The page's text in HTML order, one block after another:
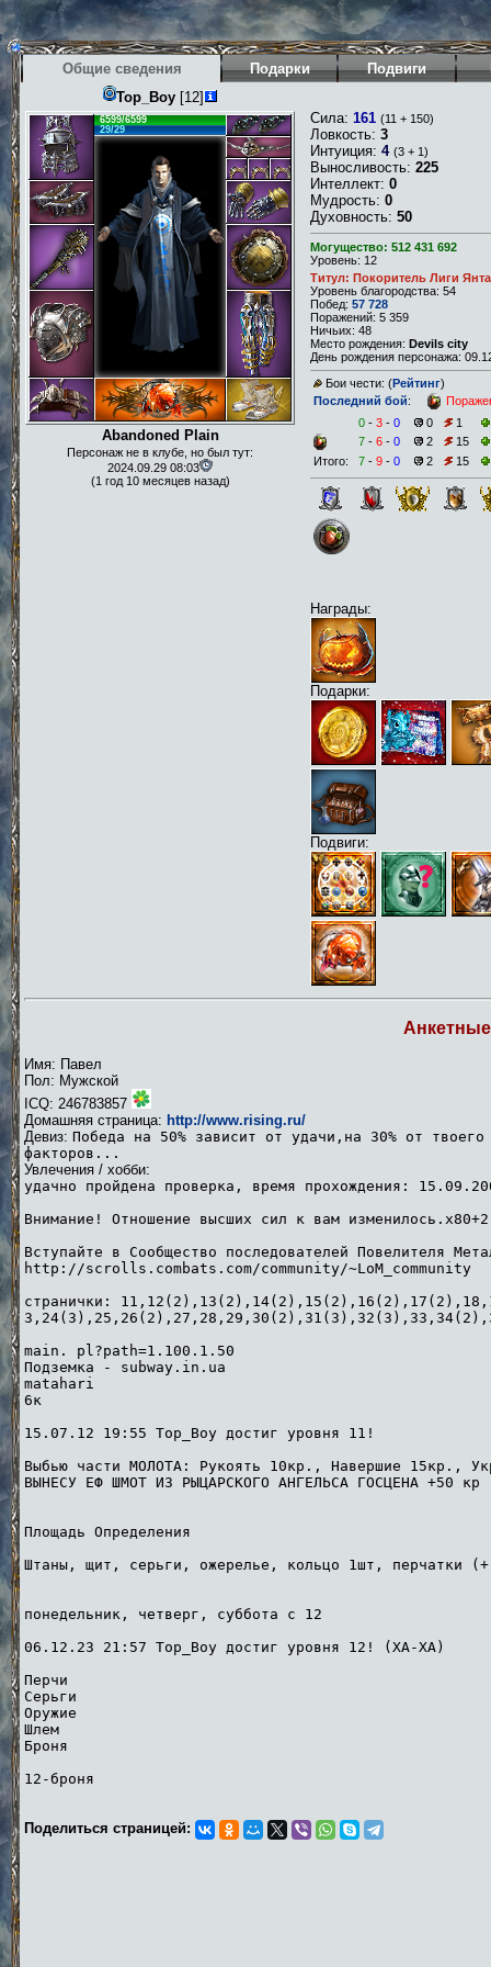
Общие сведения Подарки Подвиги
Top_Boy [12]
6599/6599
29/29
Abandoned Plain
Персонаж не в клубе, но был тут:
2024.09.29 08:03
(1 год 10 месяцев назад)
Сила: 161 (11 + 150)
Ловкость: 3
Интуиция: 4 (3 + 1)
Выносливость: 225
Интеллект: 0
Мудрость: 0
Духовность: 50
Могущество: 512 431 692
Уровень: 12
Титул: Покоритель Лиги
Уровень благородства: 54
Побед: 57 728
Поражений: 5 359
Ничьих: 48
Место рождения: Devils city
День рождения персонажа:
Бои чести: (Рейтинг)
Последний бой:
0 - 3 - 0 0
1
7 - 6 - 0 2
15
Итого:
7 - 9 - 0 2 15
Награды:
Подарки:
Подвиги:
Имя: Павел
Пол: Мужской
ICQ: 246783857
Домашняя страница: http://www.rising.ru/
Девиз: Победа на 50% зависит от удачи,на 30% от
факторов...
Увлечения / хобби:
удачно пройдена проверка, время прохождения:
Внимание! Отношение высших сил к вам изменилось.х80+2
Вступайте в Сообщество последователей Повелителя
http://scrolls.combats.com/community/~LoM_community
странички:
main. pl?path=1.100.1.50
Подземка - subway.in.ua
matahari
6к
15.07.12 19:55 Top_Boy достиг уровня 11!
Выбью части МОЛОТА: Рукоять 10кр., Навершие 15кр.,
ВЫНЕСУ ЕФ ШМОТ ИЗ РЫЦАРСКОГО АНГЕЛЬСА ГОСЦЕНА +50 кр
Площадь Определения
Штаны, щит, серьги, ожерелье, кольцо 1шт,
понедельник, четверг, суббота с 12
06.12.23 21:57 Top_Boy достиг уровня 12! (ХА-ХА)
Перчи
Серьги
Оружие
Шлем
Броня
12-броня
Поделиться страницей: